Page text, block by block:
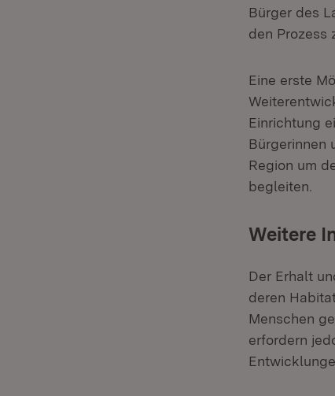
Bürger des
den Prozess
Eine erste
Einrichtung
Bürgerinnen
Region um
begleiten.
Weitere
Der Erhalt
deren
Menschen
erfordern